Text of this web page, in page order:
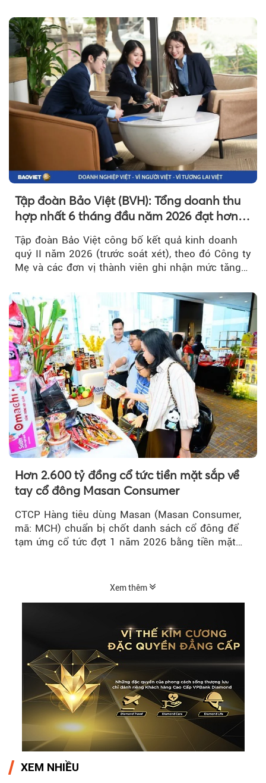
Tập đoàn Bảo Việt (BVH): Tổng doanh thu
hợp nhất 6 tháng đầu năm 2026 đạt hơn
Tập đoàn Bảo Việt công bố kết quả kinh doanh
quý II năm 2026 (trước soát xét), theo đó Công ty
Mẹ và các đơn vị thành viên ghi nhận mức tăng
Hơn 2.600 tỷ đồng cổ tức tiền mặt sắp về
tay cổ đông Masan Consumer
CTCP Hàng tiêu dùng Masan (Masan Consumer,
mã: MCH) chuẩn bị chốt danh sách cổ đông để
tạm ứng cổ tức đợt 1 năm 2026 bằng tiền mặt
Xem thêm
XEM NHIỀU